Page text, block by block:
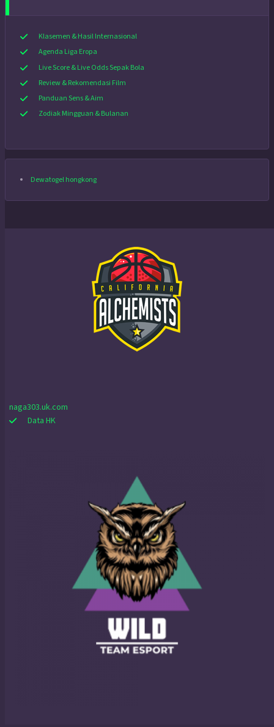
Klasemen & Hasil Internasional
Agenda Liga Eropa
Live Score & Live Odds Sepak Bola
Review & Rekomendasi Film
Panduan Sens & Aim
Zodiak Mingguan & Bulanan
Dewatogel hongkong
naga303.uk.com
Data HK